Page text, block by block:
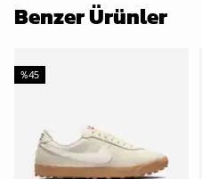
Benzer Ürünler
%45